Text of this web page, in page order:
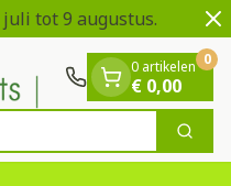
tot 9 augustus.
Zoek
0 artikelen
€ 0,00
0